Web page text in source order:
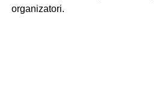
organizatori.